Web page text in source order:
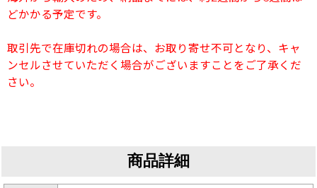
どかかる予定です。
取引先で在庫切れの場合は、お取り寄せ不可となり、キャ
ンセルさせていただく場合がございますことをご了承くだ
さい。
商品詳細